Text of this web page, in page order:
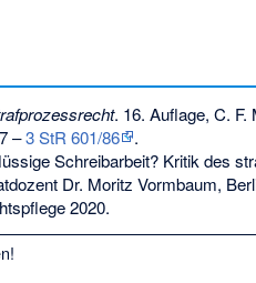
. 16. Auflage, C. F.
–3 StR 601/86
.
Schreibarbeit? Kritik des
Dr. Moritz Vormbaum,
2020.